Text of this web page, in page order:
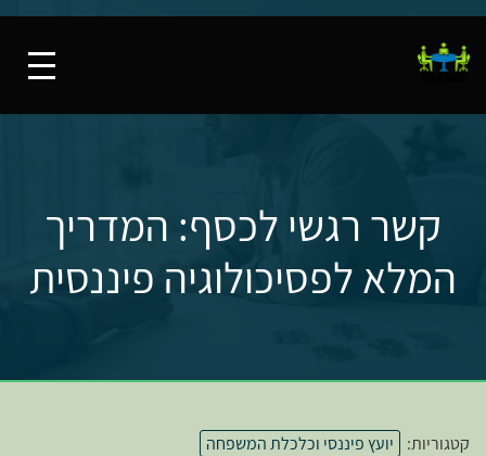
קשר רגשי לכסף: המדריך
המלא לפסיכולוגיה פיננסית
קטגוריות: יועץ פיננסי וכלכלת המשפחה